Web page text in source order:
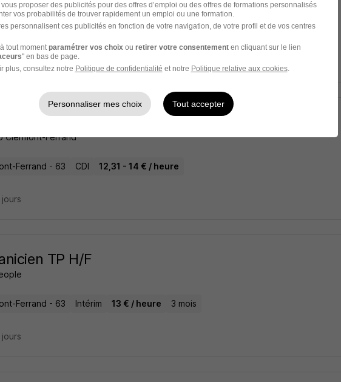
Château - 63 Intérim 2 500 € / mois 18 mois
BTP H/F
Clermont-Ferrand
Ferrand - 63 CDI 12,31 - 14 € / heure
TP H/F
Ferrand - 63 Intérim 13 € / heure 3 mois
proposer des publicités pour des offres d’emploi ou des offres de formations personnalisés
vos probabilités de trouver rapidement un emploi ou une formation.
personnalisent ces publicités en fonction de votre navigation, de votre profil et de vos centres
tout moment paramétrer vos choix ou retirer votre consentementen cliquant sur le lien
" en bas de page.
plus, consultez notre Politique de confidentialité et notre Politique relative aux cookies.
Personnaliser mes choix Tout accepter